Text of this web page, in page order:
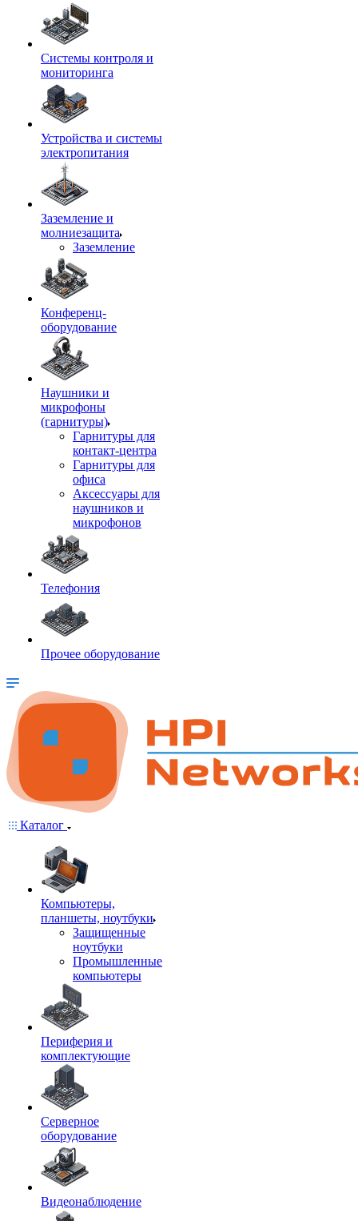
Системы контроля и
мониторинга
Устройства и системы
электропитания
Заземление и
молниезащита
Заземление
Конференц-
оборудование
Наушники и
микрофоны
(гарнитуры)
Гарнитуры для
контакт-центра
Гарнитуры для
офиса
Аксессуары для
наушников и
микрофонов
Телефония
Прочее оборудование
Каталог
Компьютеры,
планшеты, ноутбуки
Защищенные
ноутбуки
Промышленные
компьютеры
Периферия и
комплектующие
Серверное
оборудование
Видеонаблюдение